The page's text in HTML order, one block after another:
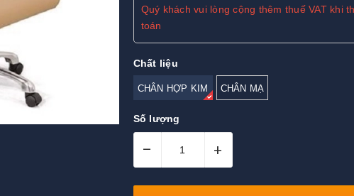
Quý khách vui lòng cộng thêm thuế VAT khi
toán
Chất liệu
CHÂN HỢP KIM CHÂN MẠ
Số lượng
– +